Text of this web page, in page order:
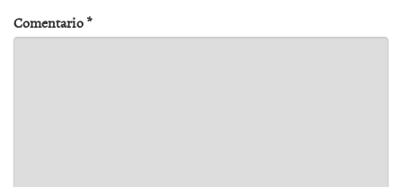
Comentario*